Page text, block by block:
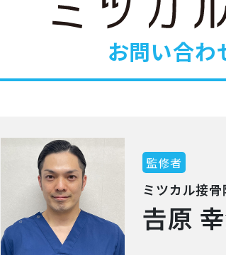
お問い合わ
監修者
ミツカル接
𠮷原